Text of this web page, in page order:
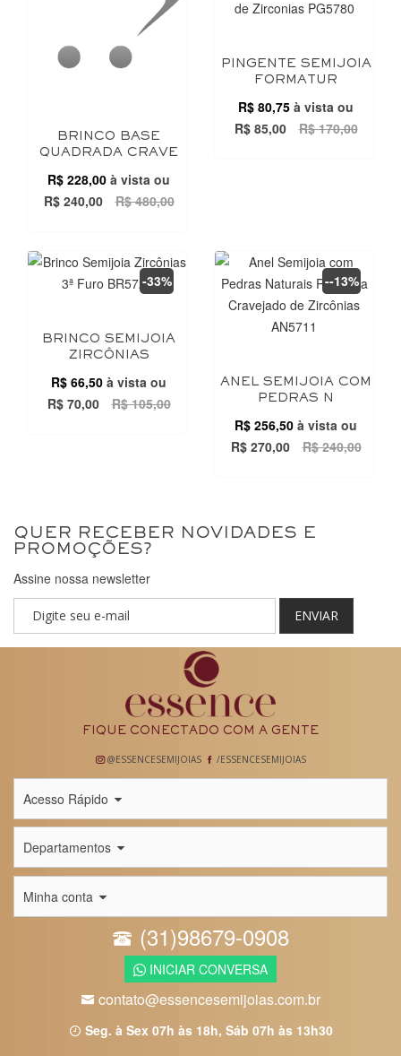
BRINCO BASE
QUADRADA CRAVE
R$ 228,00 à vista ou
R$ 240,00
R$ 480,00
PINGENTE SEMIJOIA
FORMATUR
R$ 80,75 à vista ou
R$ 85,00
R$ 170,00
BRINCO SEMIJOIA
ZIRCÔNIAS
R$ 66,50 à vista ou
R$ 70,00
R$ 105,00
-33%
ANEL SEMIJOIA COM
PEDRAS N
R$ 256,50 à vista ou
R$ 270,00
R$ 240,00
--13%
QUER RECEBER NOVIDADES E
PROMOÇÕES?
Assine nossa newsletter
ENVIAR
FIQUE CONECTADO COM A GENTE
@ESSENCESEMIJOIAS /ESSENCESEMIJOIAS
Acesso Rápido
Departamentos
Minha conta
(31)98679-0908
INICIAR CONVERSA
contato@essencesemijoias.com.br
Seg. à Sex 07h às 18h, Sáb 07h às 13h30